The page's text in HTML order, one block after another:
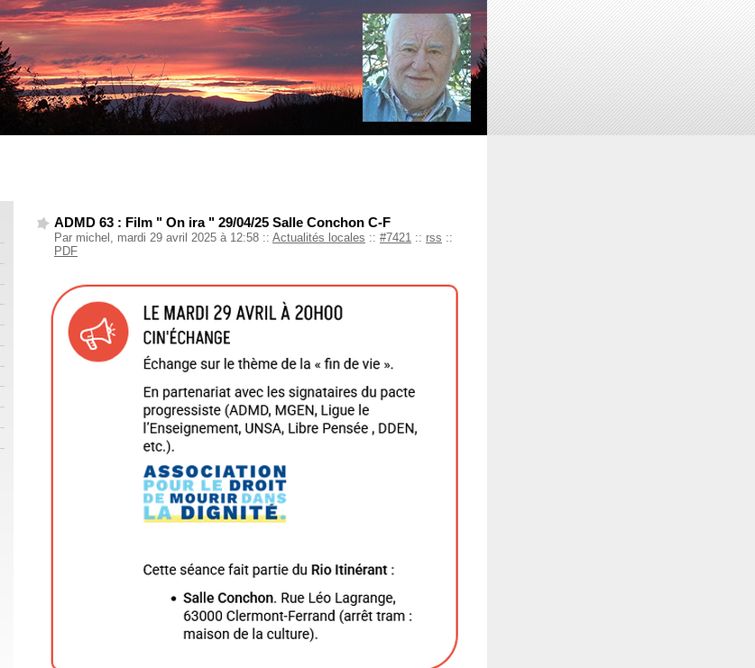
ADMD 63 : Film " On ira " 29/04/25 Salle Conchon C-F
Par michel, mardi 29 avril 2025 à 12:58 :: Actualités locales :: #7421 :: rss ::
PDF